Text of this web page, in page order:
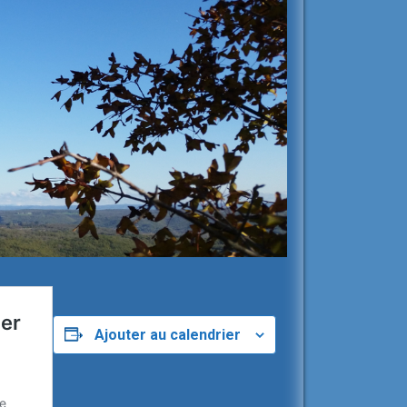
Ajouter au calendrier